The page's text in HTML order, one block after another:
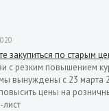
закупиться по старым
с резким повышением
вынуждены с 23 марта
цены на
лист